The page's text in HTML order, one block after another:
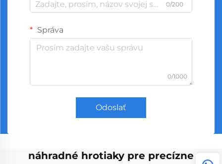
0/200
Správa
0/1000
Odoslať
náhradné hrotiaky pre precízne